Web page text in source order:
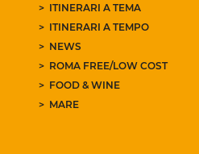
ITINERARI A TEMA
ITINERARI A TEMPO
NEWS
ROMA FREE/LOW COST
FOOD & WINE
MARE